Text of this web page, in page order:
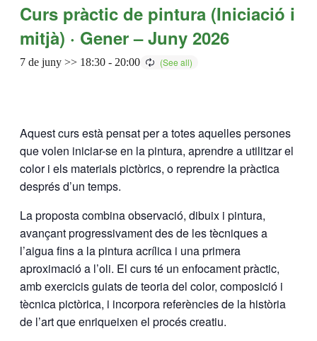
Curs pràctic de pintura (Iniciació i
mitjà) · Gener – Juny 2026
7 de juny >> 18:30 - 20:00
Aquest curs està pensat per a totes aquelles persones
que volen iniciar-se en la pintura, aprendre a utilitzar el
color i els materials pictòrics, o reprendre la pràctica
després d’un temps.
La proposta combina observació, dibuix i pintura,
avançant progressivament des de les tècniques a
l’aigua fins a la pintura acrílica i una primera
aproximació a l’oli. El curs té un enfocament pràctic,
amb exercicis guiats de teoria del color, composició i
tècnica pictòrica, i incorpora referències de la història
de l’art que enriqueixen el procés creatiu.